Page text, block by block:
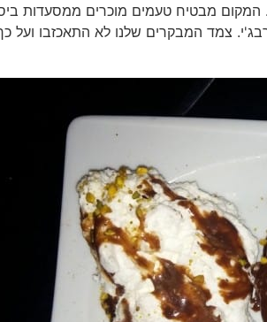
המקום מבטיח טעמים מוכרים ממסעדות
צמד המבקרים שלנו לא התאכזבו ועל